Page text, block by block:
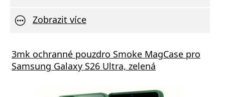
Zobrazit více
3mk ochranné pouzdro Smoke MagCase pro
Samsung Galaxy S26 Ultra, zelená
GaN5 Pro 65W černá